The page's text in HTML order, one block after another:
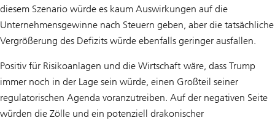
diesem Szenario würde es kaum Auswirkungen auf die
Unternehmensgewinne nach Steuern geben, aber die tatsächliche
Vergrößerung des Defizits würde ebenfalls geringer ausfallen.
Positiv für Risikoanlagen und die Wirtschaft wäre, dass Trump
immer noch in der Lage sein würde, einen Großteil seiner
regulatorischen Agenda voranzutreiben. Auf der negativen Seite
würden die Zölle und ein potenziell drakonischer